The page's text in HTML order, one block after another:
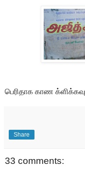
பெரிதாக காண
Share
33 comments: